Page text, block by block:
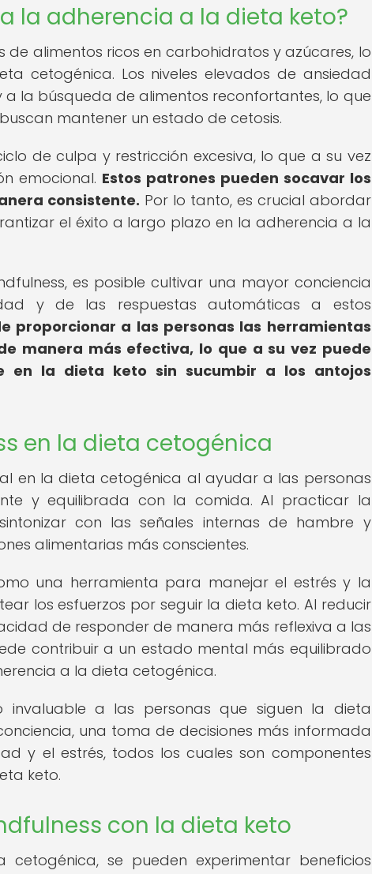
la adherencia a la dieta keto?
alimentos ricos en carbohidratos y azúcares, lo
cetogénica. Los niveles elevados de ansiedad
a la búsqueda de alimentos reconfortantes, lo que
mantener un estado de cetosis.
de culpa y restricción excesiva, lo que a su vez
emocional. Estos patrones pueden socavar los
consistente. Por lo tanto, es crucial abordar
el éxito a largo plazo en la adherencia a la
es posible cultivar una mayor conciencia
y de las respuestas automáticas a estos
proporcionar a las personas las herramientas
manera más efectiva, lo que a su vez puede
en la dieta keto sin sucumbir a los antojos
en la dieta cetogénica
en la dieta cetogénica al ayudar a las personas
y equilibrada con la comida. Al practicar la
con las señales internas de hambre y
alimentarias más conscientes.
una herramienta para manejar el estrés y la
los esfuerzos por seguir la dieta keto. Al reducir
de responder de manera más reflexiva a las
contribuir a un estado mental más equilibrado
a la dieta cetogénica.
invaluable a las personas que siguen la dieta
una toma de decisiones más informada
y el estrés, todos los cuales son componentes
keto.
con la dieta keto
se pueden experimentar beneficios